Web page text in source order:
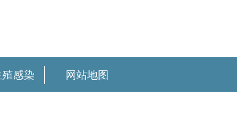
感染 网站地图